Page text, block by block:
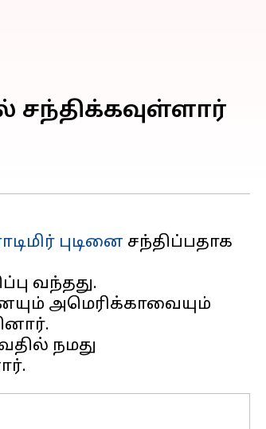
சந்திக்கவுள்ளார்
புடினை சந்திப்பதாக
அமெரிக்காவையும்
நமது